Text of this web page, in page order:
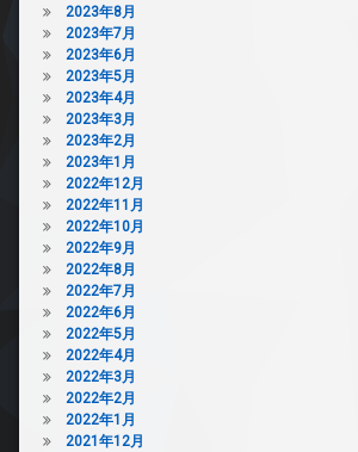
2023年8月
2023年7月
2023年6月
2023年5月
2023年4月
2023年3月
2023年2月
2023年1月
2022年12月
2022年11月
2022年10月
2022年9月
2022年8月
2022年7月
2022年6月
2022年5月
2022年4月
2022年3月
2022年2月
2022年1月
2021年12月